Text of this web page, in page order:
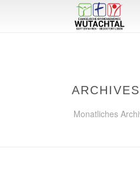
ARCHIVES
Monatliches